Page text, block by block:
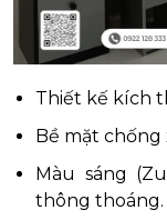
Thiết kế kích
Bề mặt chống
Màu sáng
thông thoáng.